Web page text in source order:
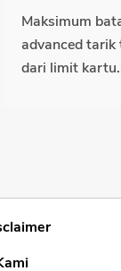
Maksimum
advanced
dari limit